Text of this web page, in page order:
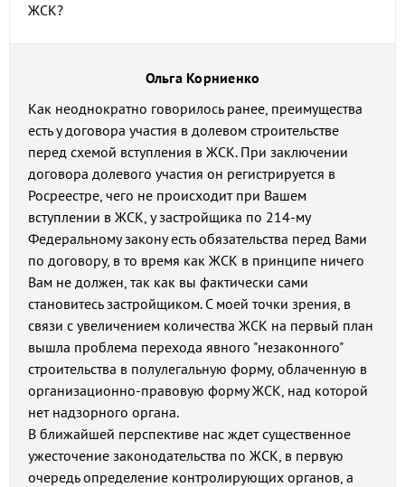
ЖСК?
Ольга Корниенко
Как неоднократно говорилось ранее, преимущества
есть у договора участия в долевом строительстве
перед схемой вступления в ЖСК. При заключении
договора долевого участия он регистрируется в
Росреестре, чего не происходит при Вашем
вступлении в ЖСК, у застройщика по 214-му
Федеральному закону есть обязательства перед Вами
по договору, в то время как ЖСК в принципе ничего
Вам не должен, так как вы фактически сами
становитесь застройщиком. С моей точки зрения, в
связи с увеличением количества ЖСК на первый план
вышла проблема перехода явного "незаконного"
строительства в полулегальную форму, облаченную в
организационно-правовую форму ЖСК, над которой
нет надзорного органа.
В ближайшей перспективе нас ждет существенное
ужесточение законодательства по ЖСК, в первую
очередь определение контролирующих органов, а